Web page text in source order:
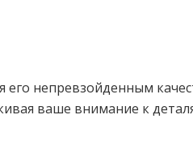
его непревзойденным
ваше внимание к